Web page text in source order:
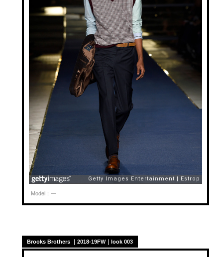
Model：—
Brooks Brothers ｜2018-19FW｜look 003